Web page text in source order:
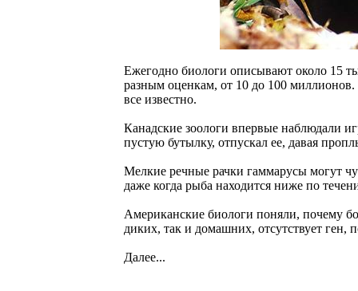
Ежегодно биологи описывают около 15
разным оценкам, от 10 до 100
все известно.
Канадские зоологи впервые наблюдали
пустую бутылку, отпускал ее, давая
Мелкие речные рачки гаммарусы могут
даже когда рыба находится ниже по
Американские биологи поняли, почему
диких, так и домашних, отсутствует
Далее...